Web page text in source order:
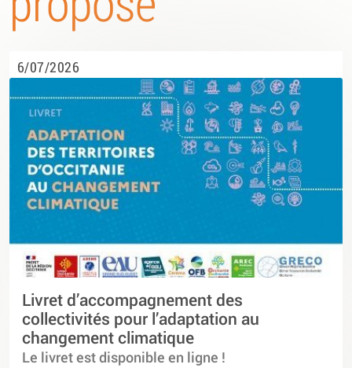
6/07/2026
Livret d’accompagnement des
collectivités pour l’adaptation au
changement climatique
Le livret est disponible en ligne !